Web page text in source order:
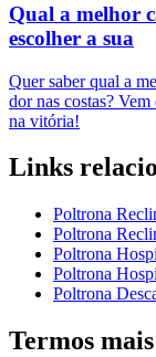
Qual a melhor
escolher a sua
Quer saber qual a
dor nas costas?
na vitória!
Links
Poltrona
Poltrona
Poltrona
Poltrona
Poltrona
Termos